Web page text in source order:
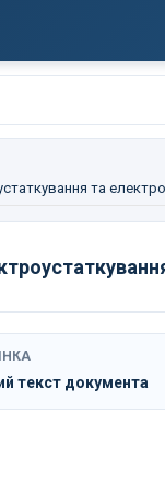
та
текст документа